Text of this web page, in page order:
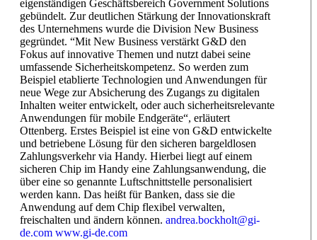
eigenständigen Geschäftsbereich Government Solutions
gebündelt. Zur deutlichen Stärkung der Innovationskraft
des Unternehmens wurde die Division New Business
gegründet. “Mit New Business verstärkt G&D den
Fokus auf innovative Themen und nutzt dabei seine
umfassende Sicherheitskompetenz. So werden zum
Beispiel etablierte Technologien und Anwendungen für
neue Wege zur Absicherung des Zugangs zu digitalen
Inhalten weiter entwickelt, oder auch sicherheitsrelevante
Anwendungen für mobile Endgeräte“, erläutert
Ottenberg. Erstes Beispiel ist eine von G&D entwickelte
und betriebene Lösung für den sicheren bargeldlosen
Zahlungsverkehr via Handy. Hierbei liegt auf einem
sicheren Chip im Handy eine Zahlungsanwendung, die
über eine so genannte Luftschnittstelle personalisiert
werden kann. Das heißt für Banken, dass sie die
Anwendung auf dem Chip flexibel verwalten,
freischalten und ändern können. andrea.bockholt@gi-
de.com www.gi-de.com